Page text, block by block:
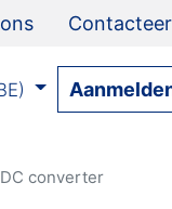
converter